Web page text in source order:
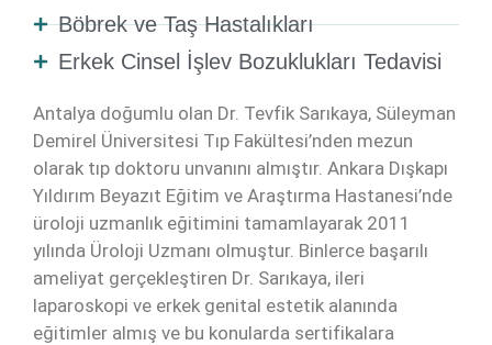
Böbrek ve Taş Hastalıkları
Erkek Cinsel İşlev Bozuklukları Tedavisi
Antalya doğumlu olan Dr. Tevfik Sarıkaya, Süleyman
Demirel Üniversitesi Tıp Fakültesi’nden mezun
olarak tıp doktoru unvanını almıştır. Ankara Dışkapı
Yıldırım Beyazıt Eğitim ve Araştırma Hastanesi’nde
üroloji uzmanlık eğitimini tamamlayarak 2011
yılında Üroloji Uzmanı olmuştur. Binlerce başarılı
ameliyat gerçekleştiren Dr. Sarıkaya, ileri
laparoskopi ve erkek genital estetik alanında
eğitimler almış ve bu konularda sertifikalara